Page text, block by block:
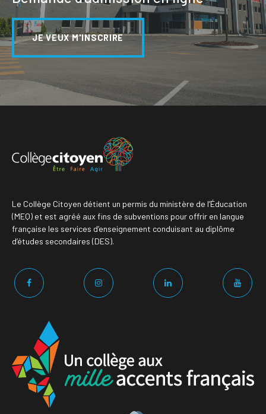
JE VEUX M'INSCRIRE
Le Collège Citoyen détient un permis du ministère de l’Éducation
(MEQ) et est agréé aux fins de subventions pour offrir en langue
française les services d’enseignement conduisant au diplôme
d’études secondaires (DES).